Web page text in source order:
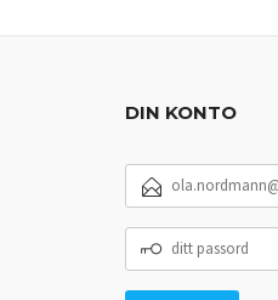
DIN KONTO
POSTADRESSE
PASSORD